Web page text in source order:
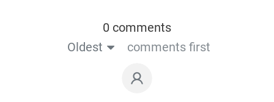
0 comments
Oldest
comments first